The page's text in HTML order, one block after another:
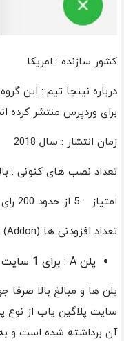
کشور سازنده : امریکا
درباره نینجا تیم : این
برای وردپرس منتشر کرده
زمان انتشار : سال 2018
تعداد نصب های کنونی : بالای 5 هزار نصب
امتیاز : 5 از حدود 200 رای
تعداد افزودنی ها (Addon) : ندارد
پلن A : برای 1 سایت و برای 1 سال آپدیت : 25 دلار
پلن ها و مبالغ بالا
سایت پلاگین یاب از
آن برداشته شده است و به